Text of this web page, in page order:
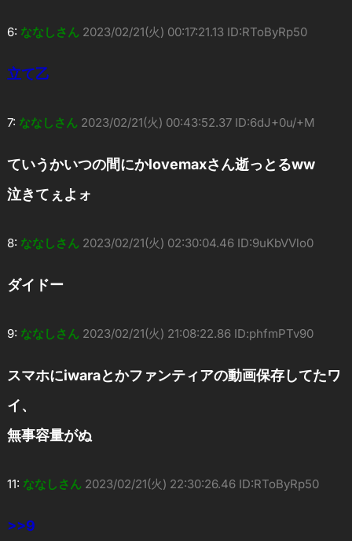
6: ななしさん 2023/02/21(火) 00:17:21.13 ID:RToByRp50
立て乙
7: ななしさん 2023/02/21(火) 00:43:52.37 ID:6dJ+0u/+M
ていうかいつの間にかlovemaxさん逝っとるww
泣きてぇよォ
8: ななしさん 2023/02/21(火) 02:30:04.46 ID:9uKbVVlo0
ダイドー
9: ななしさん 2023/02/21(火) 21:08:22.86 ID:phfmPTv90
スマホにiwaraとかファンティアの動画保存してたワ
イ、
無事容量がぬ
11: ななしさん 2023/02/21(火) 22:30:26.46 ID:RToByRp50
>>9